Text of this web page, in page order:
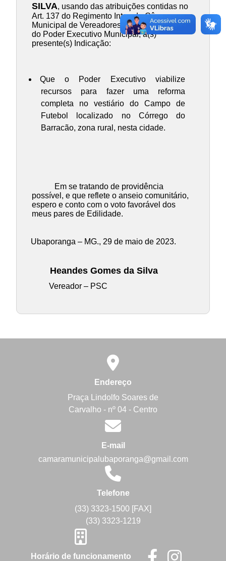
SILVA, usando das atribuições contidas no
Art. 137 do Regimento Inteo da Câmara
Municipal de Vereadores, INDICA ao Chefe
do Poder Executivo Municipal, a(s)
presente(s) Indicação:
Que o Poder Executivo viabilize
recursos para fazer uma reforma
completa no vestiário do Campo de
Futebol localizado no Córrego do
Barracão, zona rural, nesta cidade.
Em se tratando de providência
possível, e que reflete o anseio comunitário,
espero e conto com o voto favorável dos
meus pares de Edilidade.
Ubaporanga – MG., 29 de maio de 2023.
Heandes Gomes da Silva
Vereador – PSC
Endereço
Praça Lindolfo Soares de
Carvalho - nº 04 - Centro
E-mail
camaramunicipalubaporanga@gmail.com
Telefone
(33) 3323-1500 [FAX]
(33) 3323-1219
Horário de funcionamento